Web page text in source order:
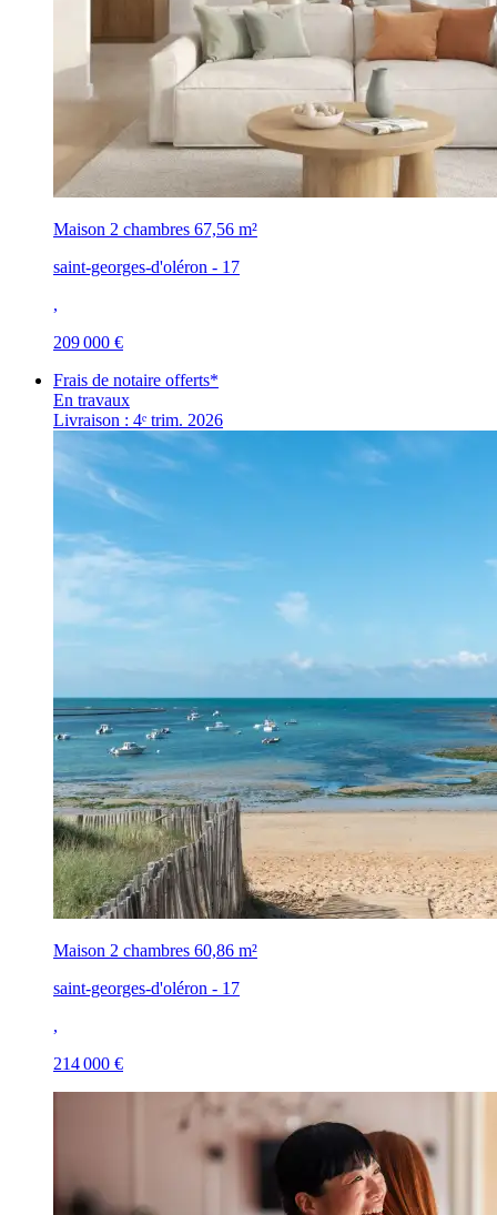
Maison 2 chambres 67,56 m²
saint-georges-d'oléron - 17
,
209 000 €
Frais de notaire offerts*
En travaux
Livraison : 4ᵉ trim. 2026
Maison 2 chambres 60,86 m²
saint-georges-d'oléron - 17
,
214 000 €